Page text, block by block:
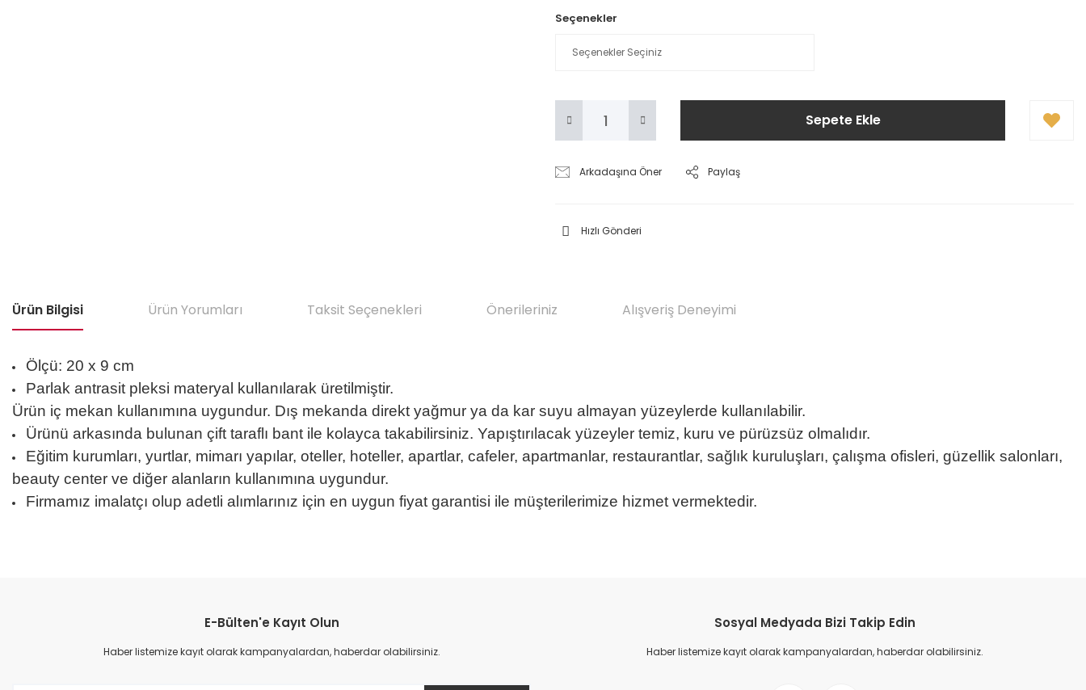
Seçenekler
Sepete Ekle
Arkadaşına Öner Paylaş
Hızlı Gönderi
Ürün Bilgisi Ürün Yorumları Taksit Seçenekleri Önerileriniz Alışveriş Deneyimi
Ölçü: 20 x 9 cm
Parlak antrasit pleksi materyal kullanılarak üretilmiştir.
Ürün iç mekan kullanımına uygundur. Dış mekanda direkt yağmur ya da kar suyu almayan yüzeylerde kullanılabilir.
Ürünü arkasında bulunan çift taraflı bant ile kolayca takabilirsiniz. Yapıştırılacak yüzeyler temiz, kuru ve pürüzsüz olmalıdır.
Eğitim kurumları, yurtlar, mimarı yapılar, oteller, hoteller, apartlar, cafeler, apartmanlar, restaurantlar, sağlık kuruluşları, çalışma ofisleri, güzellik salonları,
beauty center ve diğer alanların kullanımına uygundur.
Firmamız imalatçı olup adetli alımlarınız için en uygun fiyat garantisi ile müşterilerimize hizmet vermektedir.
Ürün resmi kalitesiz, bozuk veya görüntülenemiyor.
Ürün açıklamasında eksik bilgiler bulunuyor.
E-Bülten'e Kayıt Olun
Haber listemize kayıt olarak kampanyalardan, haberdar olabilirsiniz.
Sosyal Medyada Bizi Takip Edin
Haber listemize kayıt olarak kampanyalardan, haberdar olabilirsiniz.